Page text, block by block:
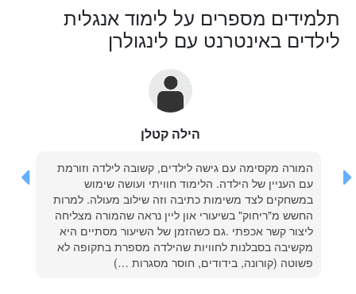
תלמידים מספרים על לימוד אנגלית
לילדים באינטרנט עם לינגולרן
הילה קטלן
המורה מקסימה עם גישה לילדים, קשובה לילדה וזורמת
עם העניין של הילדה. הלימוד חוויתי ועושה שימוש
במשחקים לצד משימות כתיבה וזה שילוב מעולה. למרות
החשש מ"ריחוק" בשיעורי און ליין נראה שהמורה מצליחה
ליצור קשר אכפתי .גם כשהזמן של השיעור מסתיים היא
מקשיבה בסבלנות לחוויות שהילדה מספרת בתקופה לא
פשוטה (קורונה, בידודים, חוסר מסגרות …)